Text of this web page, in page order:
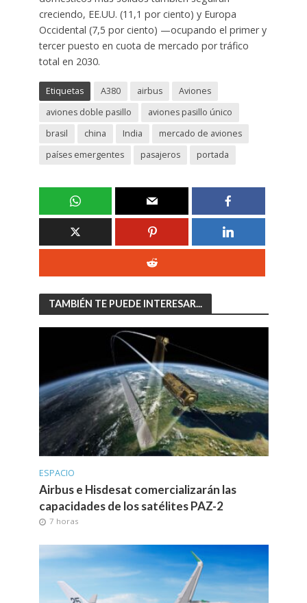
creciendo, EE.UU. (11,1 por ciento) y Europa
Occidental (7,5 por ciento) —ocupando el primer y
tercer puesto en cuota de mercado por tráfico
total en 2030.
Etiquetas A380 airbus
Aviones
aviones doble pasillo
aviones pasillo único
brasil
china India
mercado de aviones
países emergentes
pasajeros portada
TAMBIÉN TE PUEDE INTERESAR...
ESPACIO
Airbus e Hisdesat comercializarán las
capacidades de los satélites PAZ-2
7 horas